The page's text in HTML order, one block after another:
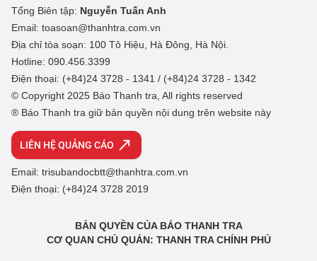
Tổng Biên tập: Nguyễn Tuấn Anh
Email: toasoan@thanhtra.com.vn
Địa chỉ tòa soạn: 100 Tô Hiệu, Hà Đông, Hà Nội.
Hotline: 090.456.3399
Điện thoại: (+84)24 3728 - 1341 / (+84)24 3728 - 1342
© Copyright 2025 Báo Thanh tra, All rights reserved
® Báo Thanh tra giữ bản quyền nội dung trên website này
LIÊN HỆ QUẢNG CÁO
Email: trisubandocbtt@thanhtra.com.vn
Điện thoại: (+84)24 3728 2019
BẢN QUYỀN CỦA BÁO THANH TRA
CƠ QUAN CHỦ QUẢN: THANH TRA CHÍNH PHỦ